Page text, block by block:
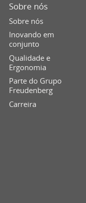
Sobre nós
Sobre nós
Inovando em
conjunto
Qualidade e
Ergonomia
Parte do Grupo
Freudenberg
Carreira